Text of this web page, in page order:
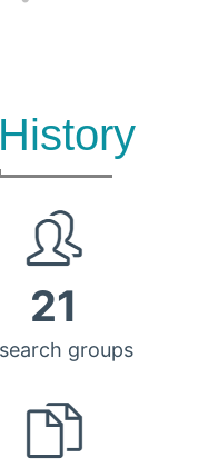
21
groups